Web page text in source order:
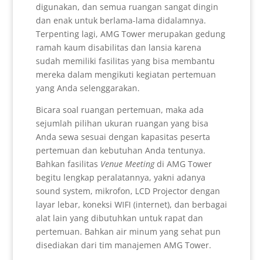
digunakan, dan semua ruangan sangat dingin
dan enak untuk berlama-lama didalamnya.
Terpenting lagi, AMG Tower merupakan gedung
ramah kaum disabilitas dan lansia karena
sudah memiliki fasilitas yang bisa membantu
mereka dalam mengikuti kegiatan pertemuan
yang Anda selenggarakan.
Bicara soal ruangan pertemuan, maka ada
sejumlah pilihan ukuran ruangan yang bisa
Anda sewa sesuai dengan kapasitas peserta
pertemuan dan kebutuhan Anda tentunya.
Bahkan fasilitas Venue Meetingdi AMG Tower
begitu lengkap peralatannya, yakni adanya
sound system, mikrofon, LCD Projector dengan
layar lebar, koneksi WIFI (internet), dan berbagai
alat lain yang dibutuhkan untuk rapat dan
pertemuan. Bahkan air minum yang sehat pun
disediakan dari tim manajemen AMG Tower.